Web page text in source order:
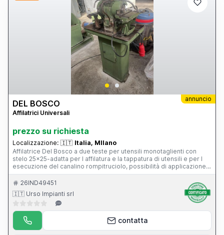
annuncio
DEL BOSCO
Affilatrici Universali
prezzo su richiesta
Localizzazione: 🇮🇹 Italia, MIlano
Affilatrice Del Bosco a due teste per utensili monotaglienti con
stelo 25x25-adatta per l affilatura e la tappatura di utensili e per l
esecuzione del canalino rompitruciolo, possibilità di applicazione
dell apparecchio per l affilatura di punte elicoidali.
26IND49451
🇮🇹 Urso Impianti srl
contatta